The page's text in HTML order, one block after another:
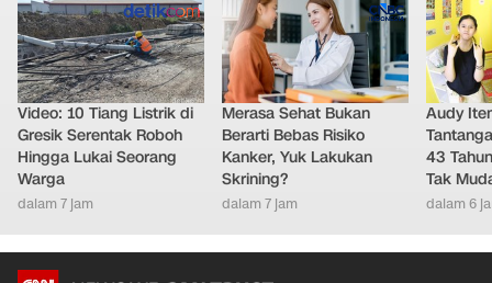
Video: 10 Tiang Listrik di
Gresik Serentak Roboh
Hingga Lukai Seorang
Warga
dalam 7 jam
Merasa Sehat Bukan
Berarti Bebas Risiko
Kanker, Yuk Lakukan
Skrining?
dalam 7 jam
Audy
43
Tak
dalam 6